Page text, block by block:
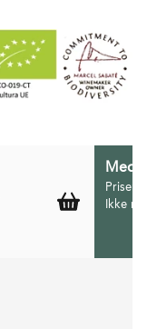
Prisen
Ikke